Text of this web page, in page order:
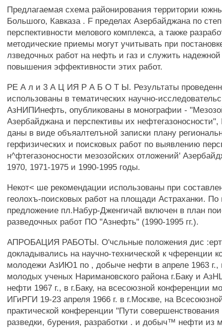
Предлагаемая схема районирования территории
Большого, Кавказа . F пределах Азербайджана по
перспективности мелового комплекса, а также
методические приемы могут учитывать при
лзведочных работ на нефть и газ и служить
повышения эффективности этих работ.
РЕ А л и 3 А Ц ИЯ Р А Б О Т Ы. Результаты
использованы в тематических научно-
АзНИПИнефть, опубликованы в монографии -
Азербайджана и перспективы их нефтегазоносности",
даны в виде объяалтелъной записки плану
герфизических и поисковых работ по выявлению
н^фтегазоносности мезозойских отложений'
1970, 1971-1975 и 1990-1995 годы.
Некот< ше рекомендации использованы при
геолохъ-поисковых работ на площади Астраханки.
предложение пл.Набур-Дженгичай включен в план
разведочных работ ПО "Азнефть" (1990-1995 гг.).
АПРОБАЦИЯ РАБОТЫ. О'чсльные положения дис
докладывались на научно-технической к чференции
молодежи АзИЮ1 по , добыче нефти в апреле 1963 г.,
молодых ученых Наримановского района г.Баку и
нефти 1967 г., в г.Баку, на всесоюзной конференции
ИГиРГИ 19-23 апреля 1966 г. в г.Москве, на
практической конференции "Пути совершенствования
разведки, бурения, разработки . и добыч™ нефти из